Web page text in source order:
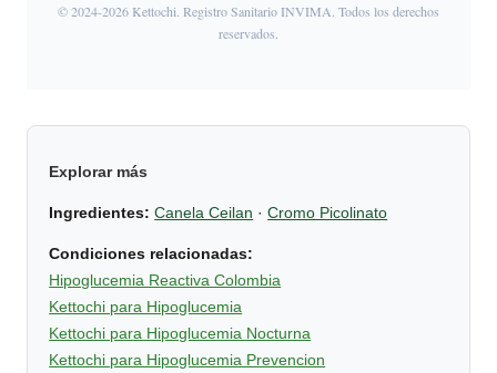
© 2024-2026 Kettochi. Registro Sanitario INVIMA. Todos los derechos
reservados.
Explorar más
Ingredientes: Canela Ceilan ·Cromo Picolinato
Condiciones relacionadas:
Hipoglucemia Reactiva Colombia
Kettochi para Hipoglucemia
Kettochi para Hipoglucemia Nocturna
Kettochi para Hipoglucemia Prevencion